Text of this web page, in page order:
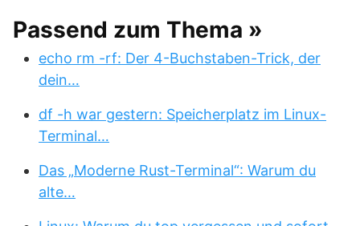
Passend zum Thema »
echo rm -rf: Der 4-Buchstaben-Trick, der
dein…
df -h war gestern: Speicherplatz im Linux-
Terminal…
Das „Moderne Rust-Terminal“: Warum du
alte…